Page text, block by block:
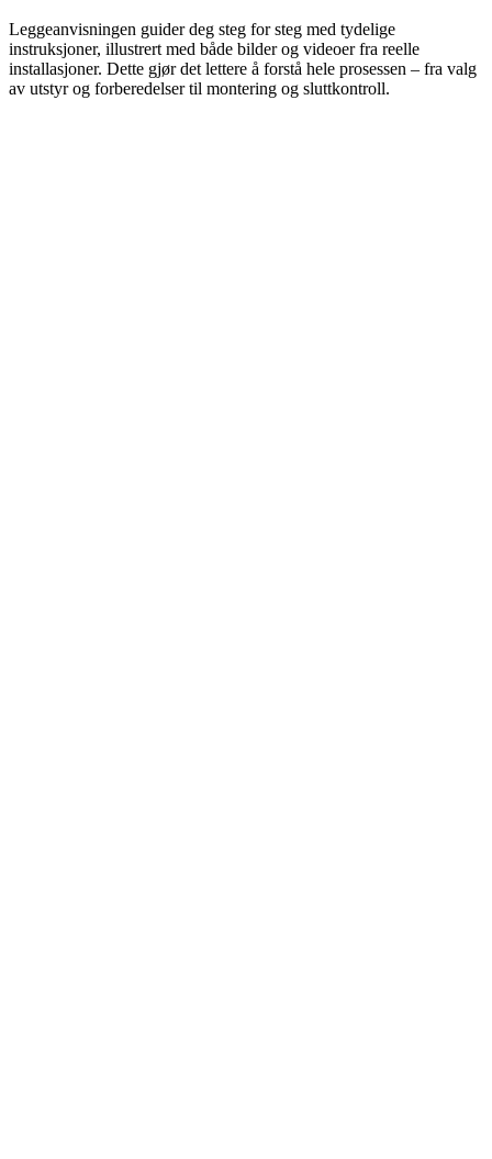
Leggeanvisningen guider deg steg for steg med tydelige
instruksjoner, illustrert med både bilder og videoer fra reelle
installasjoner. Dette gjør det lettere å forstå hele prosessen – fra valg
av utstyr og forberedelser til montering og sluttkontroll.